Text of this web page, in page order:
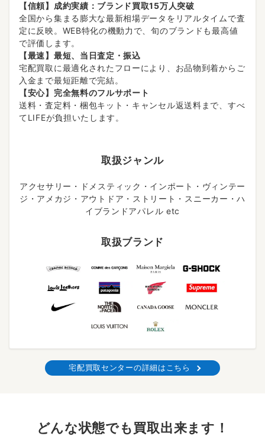
【信頼】成約実績：ブランド買取15万人突破
全国から集まる膨大な最新相場データをリアルタイムで査
定に反映。WEB特化の機動力で、旬のブランドも最高値
で評価します。
【最速】最短、当日査定・振込
宅配買取に最適化されたフローにより、お品物到着からご
入金まで最短距離で完結。
【安心】完全無料のフルサポート
送料・査定料・梱包キット・キャンセル返送料まで、すべ
てLIFEが負担いたします。
取扱ジャンル
アクセサリー・ドメスティック・インポート・ヴィンテー
ジ・アメカジ・アウトドア・ストリート・スニーカー・ハ
イブランドアパレル etc
取扱ブランド
宅配買取センターの詳細はこちら
どんな状態でも買取出来ます！